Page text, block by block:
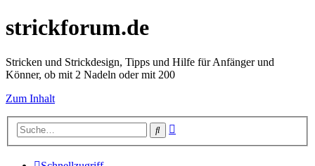
strickforum.de
Stricken und Strickdesign, Tipps und Hilfe für Anfänger und
Könner, ob mit 2 Nadeln oder mit 200
Zum Inhalt
Suche